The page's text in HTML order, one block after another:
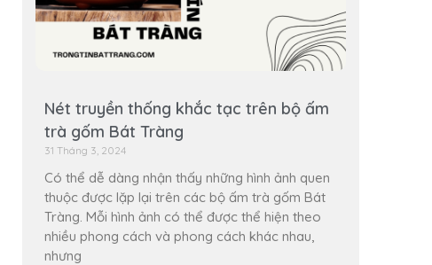
Nét truyền thống khắc tạc trên bộ ấm
trà gốm Bát Tràng
31 Tháng 3, 2024
Có thể dễ dàng nhận thấy những hình ảnh quen
thuộc được lặp lại trên các bộ ấm trà gốm Bát
Tràng. Mỗi hình ảnh có thể được thể hiện theo
nhiều phong cách và phong cách khác nhau,
nhưng